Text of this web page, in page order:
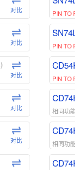
对比
对比
对比
对比
对比
PIN TO
PIN TO
PIN TO
相同功
相同功